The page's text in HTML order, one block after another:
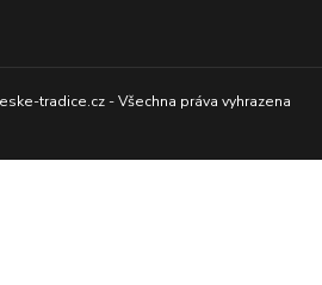
tradice.cz - Všechna práva vyhrazena